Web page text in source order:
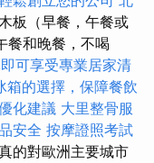
板（早餐，午餐或
餐和晚餐，不喝
可享受專業居家清
箱的選擇，保障餐飲
化建議 大里整骨服
安全 按摩證照考試
的對歐洲主要城市